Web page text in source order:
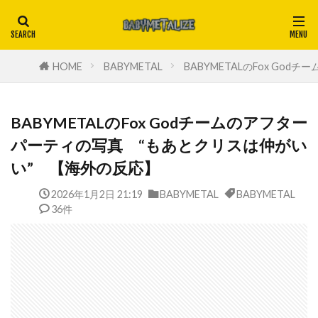
HOME BABYMETAL BABYMETALのFox Godチ
BABYMETALのFox Godチームのアフター
パーティの写真 “もあとクリスは仲がい
い” 【海外の反応】
2026年1月2日 21:19 BABYMETAL
BABYMETAL
36件